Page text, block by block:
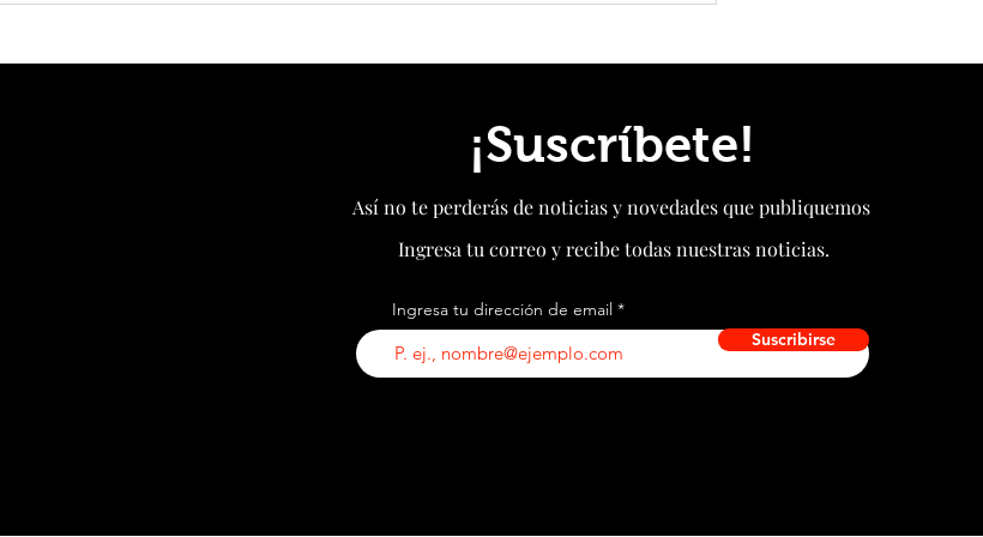
2026
a alerta naranja ante la proximidad
¡Suscríbete!
Así no te perderás de noticias y novedades que publiquemos
Ingresa tu correo y recibe todas nuestras noticias.
Ingresa tu dirección de email
Suscribirse